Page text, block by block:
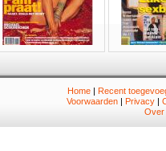
Home| Recent
Voorwaarden | Privacy |
Over